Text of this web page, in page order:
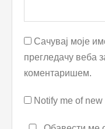
Сачувај моје
прегледачу веба
коментаришем.
Notify me of